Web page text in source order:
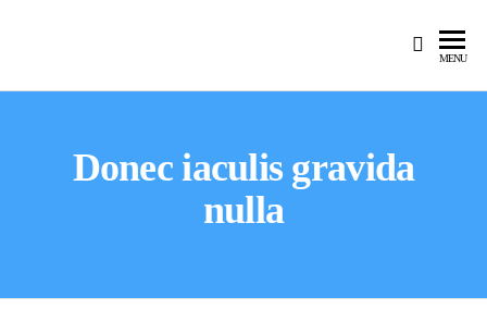
MENU
Donec iaculis gravida
nulla